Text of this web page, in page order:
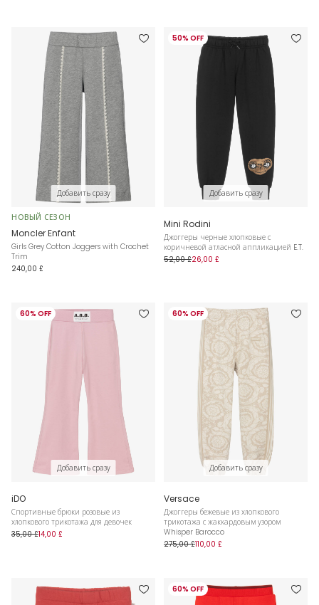
Добавить сразу
НОВЫЙ СЕЗОН
Moncler Enfant
Girls Grey Cotton Joggers with Crochet
Trim
240,00 £
50% OFF
Добавить сразу
Mini Rodini
Джоггеры черные хлопковые с
коричневой атласной аппликацией E.T.
52,00 £26,00 £
60% OFF
Добавить сразу
iDO
Спортивные брюки розовые из
хлопкового трикотажа для девочек
35,00 £14,00 £
60% OFF
Добавить сразу
Versace
Джоггеры бежевые из хлопкового
трикотажа с жаккардовым узором
Whisper Barocco
275,00 £110,00 £
60% OFF